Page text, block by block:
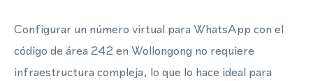
Configurar un número virtual para WhatsApp con el
código de área 242 en Wollongong no requiere
infraestructura compleja, lo que lo hace ideal para